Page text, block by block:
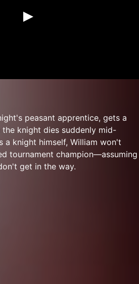
peasant apprentice, gets a
knight dies suddenly mid-
a knight himself, William won't
tournament champion—assuming
get in the way.